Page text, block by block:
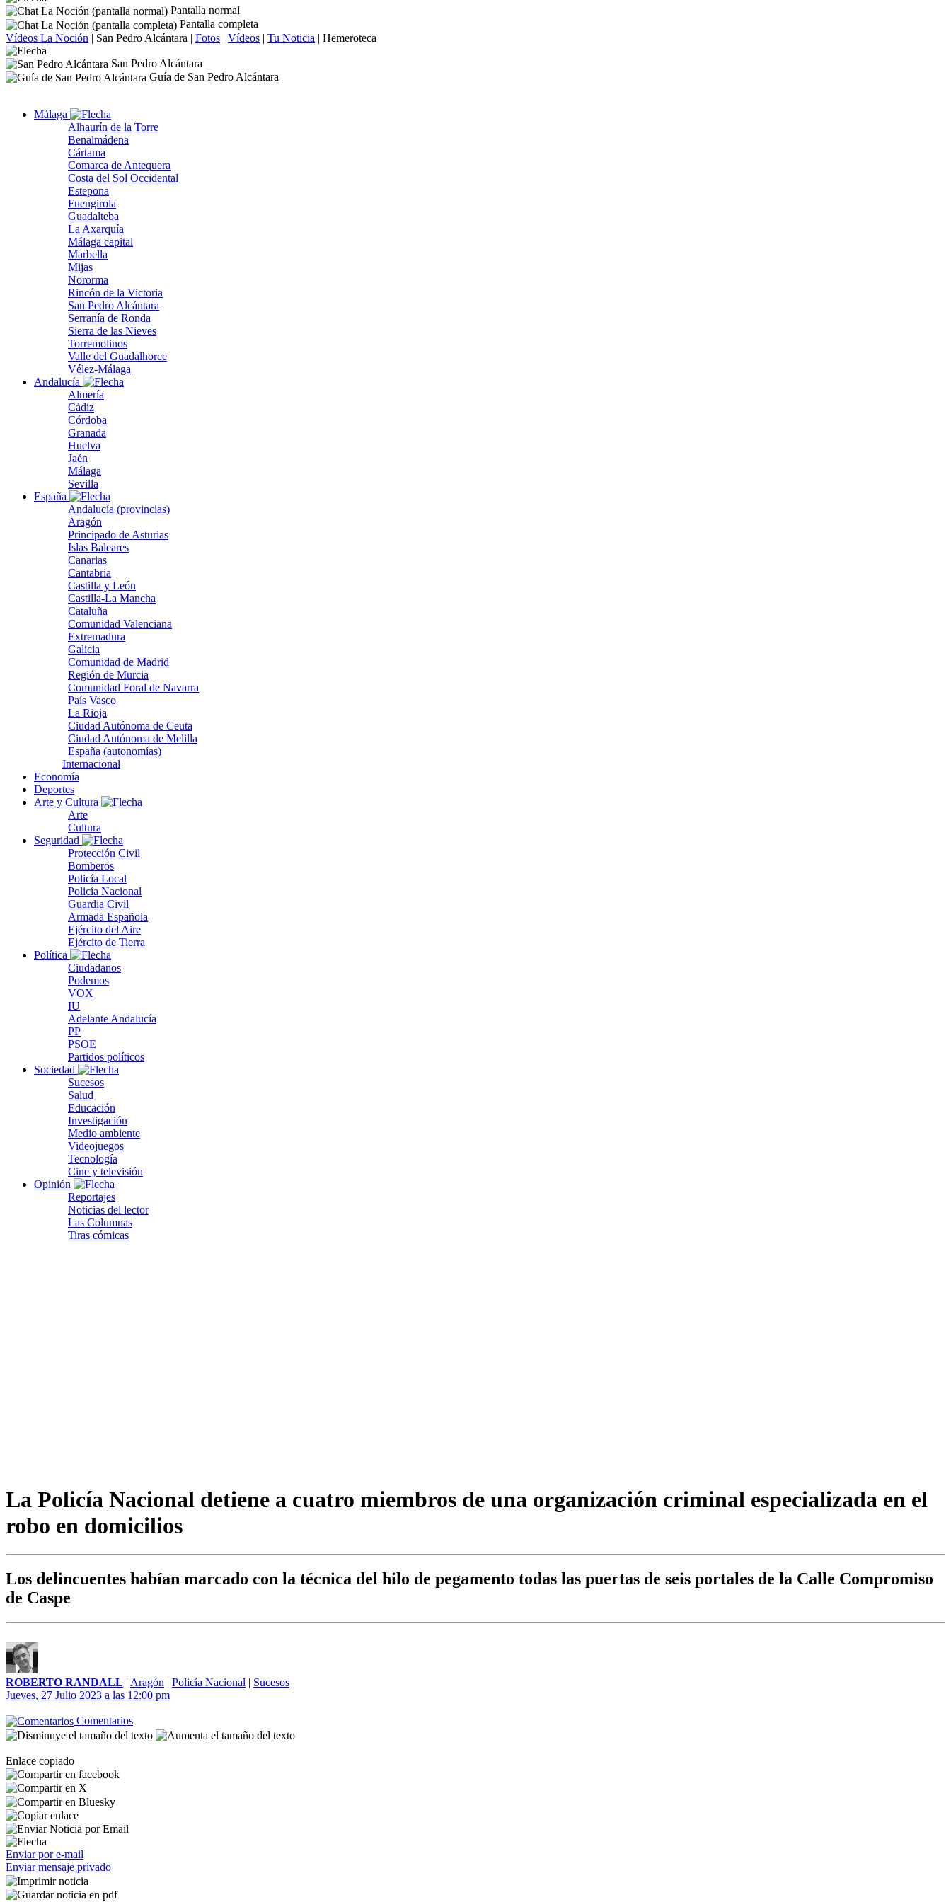
Pantalla normal
Pantalla completa
Vídeos La Noción | San Pedro Alcántara | Fotos | Vídeos | Tu Noticia | Hemeroteca
San Pedro Alcántara
Guía de San Pedro Alcántara
Málaga
Alhaurín de la Torre
Benalmádena
Cártama
Comarca de Antequera
Costa del Sol Occidental
Estepona
Fuengirola
Guadalteba
La Axarquía
Málaga capital
Marbella
Mijas
Nororma
Rincón de la Victoria
San Pedro Alcántara
Serranía de Ronda
Sierra de las Nieves
Torremolinos
Valle del Guadalhorce
Vélez-Málaga
Andalucía
Almería
Cádiz
Córdoba
Granada
Huelva
Jaén
Málaga
Sevilla
España
Andalucía (provincias)
Aragón
Principado de Asturias
Islas Baleares
Canarias
Cantabria
Castilla y León
Castilla-La Mancha
Cataluña
Comunidad Valenciana
Extremadura
Galicia
Comunidad de Madrid
Región de Murcia
Comunidad Foral de Navarra
País Vasco
La Rioja
Ciudad Autónoma de Ceuta
Ciudad Autónoma de Melilla
España (autonomías)
Internacional
Economía
Deportes
Arte y Cultura
Arte
Cultura
Seguridad
Protección Civil
Bomberos
Policía Local
Policía Nacional
Guardia Civil
Armada Española
Ejército del Aire
Ejército de Tierra
Política
Ciudadanos
Podemos
VOX
IU
Adelante Andalucía
PP
PSOE
Partidos políticos
Sociedad
Sucesos
Salud
Educación
Investigación
Medio ambiente
Videojuegos
Tecnología
Cine y televisión
Opinión
Reportajes
Noticias del lector
Las Columnas
Tiras cómicas
La Policía Nacional detiene a cuatro miembros de una organización criminal especializada en el
robo en domicilios
Los delincuentes habían marcado con la técnica del hilo de pegamento todas las puertas de seis portales de la Calle Compromiso
de Caspe
ROBERTO RANDALL | Aragón | Policía Nacional | Sucesos
Jueves, 27 Julio 2023 a las 12:00 pm
Comentarios
Enlace copiado
Enviar por e-mail
Enviar mensaje privado